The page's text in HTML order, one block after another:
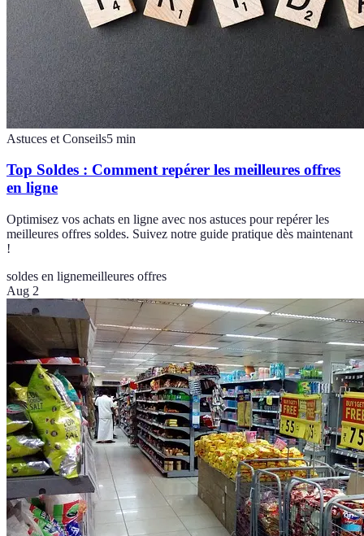
Astuces et Conseils5 min
Top Soldes : Comment repérer les meilleures offres
en ligne
Optimisez vos achats en ligne avec nos astuces pour repérer les
meilleures offres soldes. Suivez notre guide pratique dès maintenant
!
soldes en lignemeilleures offres
Aug 2